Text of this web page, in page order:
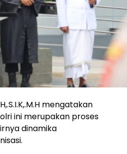
mengatakan
ini merupakan proses
dinamika